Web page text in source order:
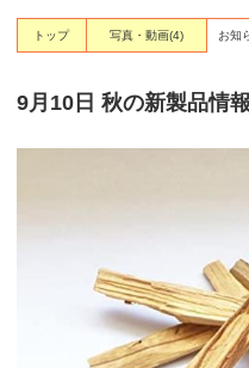
トップ 写真・動画(4) お知
9月10日 秋の新製品情報